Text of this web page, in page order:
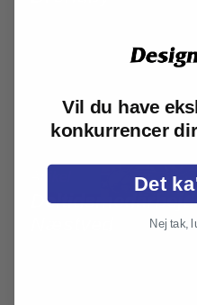
Vil du have
konkurrencer
Det
Nej tak,